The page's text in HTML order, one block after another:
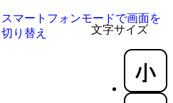
文字サイズ
スマートフォンモードで画面を
切り替え